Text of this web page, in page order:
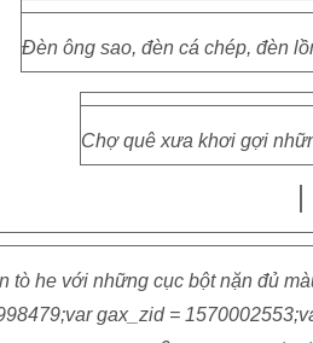
Đèn ông sao, đèn cá chép, đèn
Chợ quê xưa khơi gợi
tò he với những cục bột nặn đủ
gax_zid =